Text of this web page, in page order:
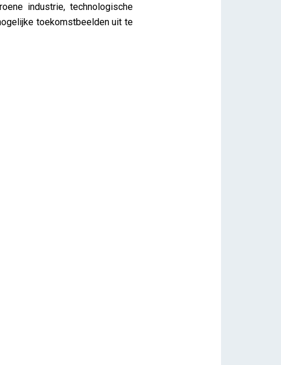
industrie, technologische
toekomstbeelden uit te